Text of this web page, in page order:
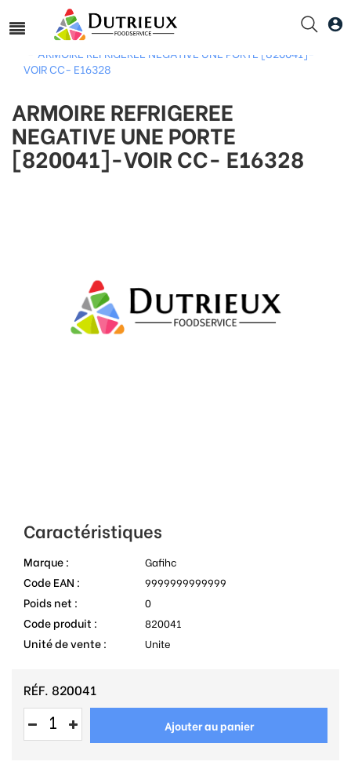
Accueil
GAFIC
ARMOIRE REFRIGEREE NEGATIVE UNE PORTE [820041]-
VOIR CC- E16328
ARMOIRE REFRIGEREE
NEGATIVE UNE PORTE
[820041]-VOIR CC- E16328
Caractéristiques
Marque : Gafihc
Code EAN : 9999999999999
Poids net : 0
Code produit : 820041
Unité de vente : Unite
RÉF. 820041
Ajouter au panier